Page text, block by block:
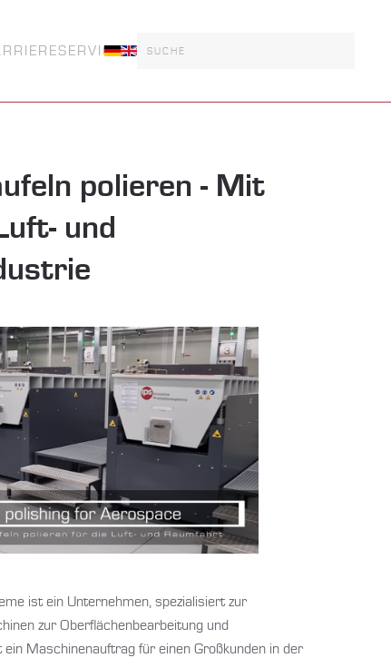
SERVICE
polieren - Mit
und
ist ein Unternehmen, spezialisiert zur
zur Oberflächenbearbeitung und
Maschinenauftrag für einen Großkunden in der